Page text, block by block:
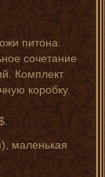
питона.
сочетание
Комплект
коробку.
маленькая